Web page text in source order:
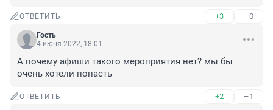
ОТВЕТИТЬ +3 –0
Гость
4 июня 2022, 18:01
А почему афиши такого мероприятия нет? мы бы
очень хотели попасть
ОТВЕТИТЬ +2 –1